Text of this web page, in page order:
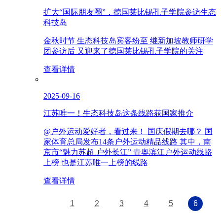
扩大“国际朋友圈”，德国莱比锡孔子学院参访生态
科技岛
金秋时节 生态科技岛宾客纷至 继新加坡教师研学
团参访后 又迎来了德国莱比锡孔子学院的关注
查看详情
2025-09-16
江苏唯一！生态科技岛这条线路获国家推介
@户外运动爱好者，看过来！ 国庆假期去哪？ 国
家体育总局发布14条户外运动精品线路 其中，南
京市“魅力苏超 户外长江” 青奥滨江户外运动线路
上榜 也是江苏唯一上榜的线路
查看详情
1 2 3 4 5
6